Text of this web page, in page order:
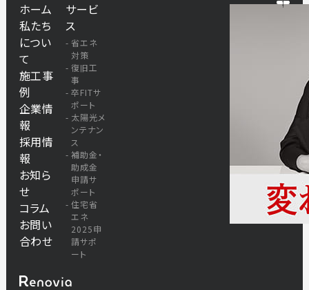
ホーム
私たち
につい
て
施工事
例
企業情
報
採用情
報
お知ら
せ
コラム
お問い
合わせ
サービ
ス
省エネ
対策
復旧工
事
卒FITサ
ポート
太陽光メ
ンテナン
ス
補助金・
助成金
申請サ
ポート
住宅省
エネ
2025申
請サポ
ート